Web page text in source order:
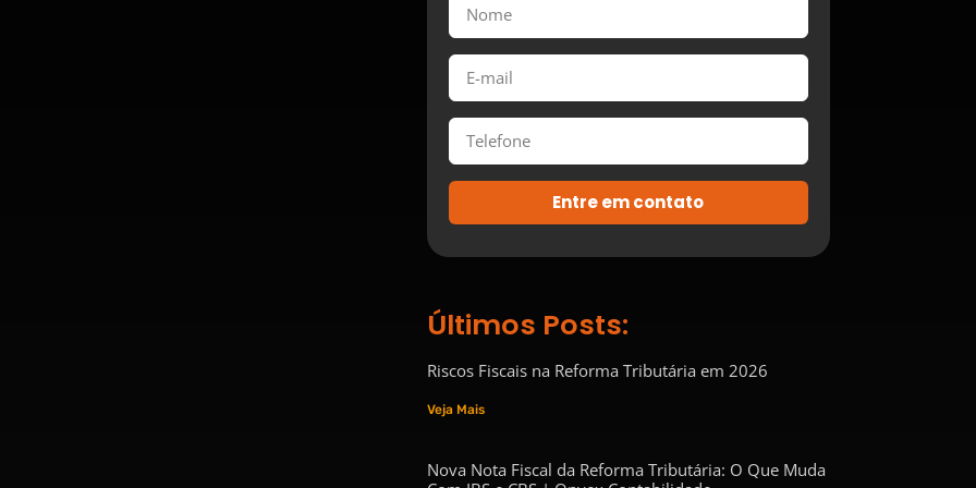
Entre em contato
Últimos Posts:
Riscos Fiscais na Reforma Tributária em 2026
Veja Mais
Nova Nota Fiscal da Reforma Tributária: O Que Muda